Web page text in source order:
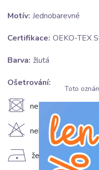
Motív: Jednobarevné
Certifikace: OEKO-TEX
Barva: žlutá
Ošetrování:
U nesušit v sušičce
H nebělit
D žehlit na nízkém
Toto